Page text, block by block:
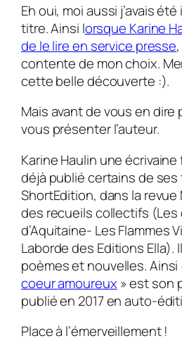
Eh oui, moi aussi j’avais
titre. Ainsi lorsque Karine
de le lire en service presse
contente de mon choix.
cette belle découverte :).
Mais avant de vous en dire
vous présenter l’auteur.
Karine Haulin une
déjà publié certains de
ShortEdition, dans la
des recueils collectifs (Les
d’Aquitaine- Les Flammes
Laborde des Editions Ella).
poèmes et nouvelles.
coeur amoureux» est son
publié en 2017 en auto-
Place à l’émerveillement !